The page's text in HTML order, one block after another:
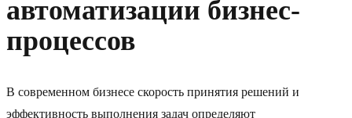
автоматизации бизнес-
процессов
В современном бизнесе скорость принятия решений и
эффективность выполнения задач определяют